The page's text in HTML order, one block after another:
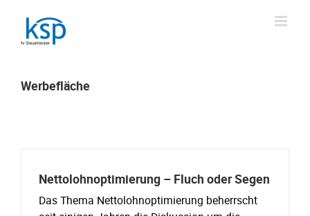
content
Werbefläche
Nettolohnoptimierung – Fluch oder Segen
Das Thema Nettolohnoptimierung beherrscht